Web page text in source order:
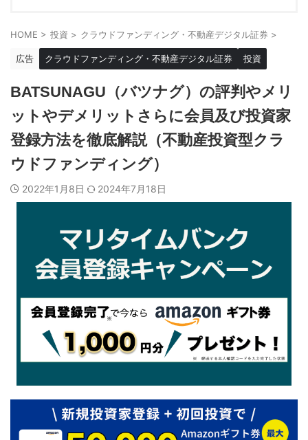
HOME > 投資 > クラウドファンディング・不動産デジタル証券 >
広告 クラウドファンディング・不動産デジタル証券 投資
BATSUNAGU（バツナグ）の評判やメリ
ットやデメリットさらに会員及び投資家
登録方法を徹底解説（不動産投資型クラ
ウドファンディング）
2022年1月8日 2024年7月18日